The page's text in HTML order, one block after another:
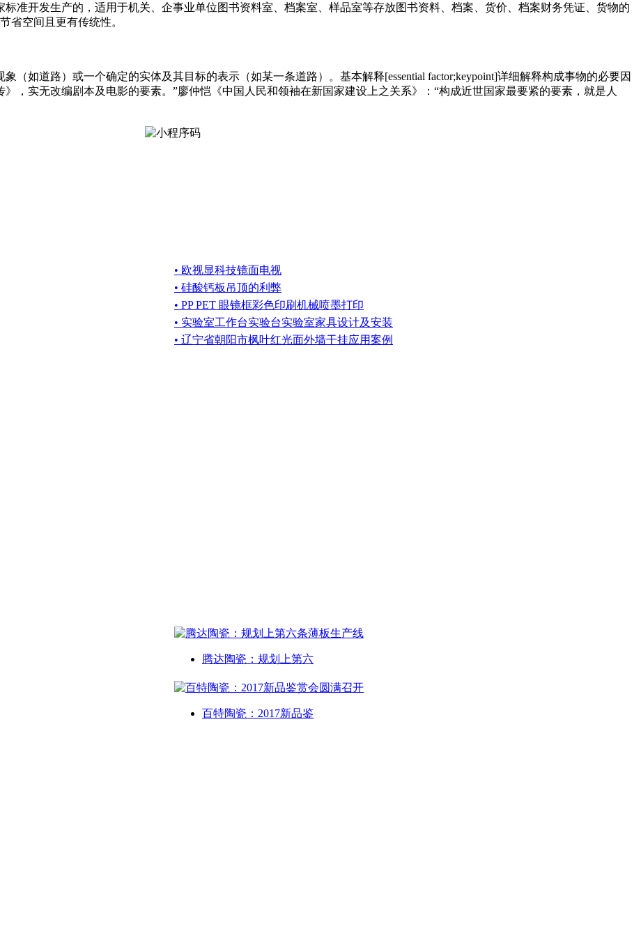
准开发生产的，适用于机关、企事业单位图书资料室、档案室、样品室等存放图书资料、档案、货价、档案财务凭证、货物的
省空间且更有传统性。
（如道路）或一个确定的实体及其目标的表示（如某一条道路）。基本解释[essential factor;keypoint]详细解释构成事物的必要因
，实无改编剧本及电影的要素。”廖仲恺《中国人民和领袖在新国家建设上之关系》：“构成近世国家最要紧的要素，就是人
• 欧视显科技镜面电视
• 硅酸钙板吊顶的利弊
• PP PET 眼镜框彩色印刷机械喷墨打印
• 实验室工作台实验台实验室家具设计及安装
• 辽宁省朝阳市枫叶红光面外墙干挂应用案例
腾达陶瓷：规划上第六
百特陶瓷：2017新品鉴